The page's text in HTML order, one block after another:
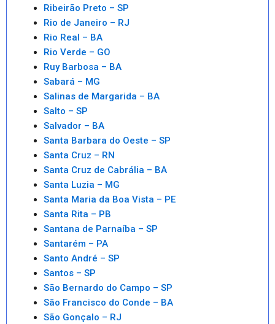
Ribeirão Preto – SP
Rio de Janeiro – RJ
Rio Real – BA
Rio Verde – GO
Ruy Barbosa – BA
Sabará – MG
Salinas de Margarida – BA
Salto – SP
Salvador – BA
Santa Barbara do Oeste – SP
Santa Cruz – RN
Santa Cruz de Cabrália – BA
Santa Luzia – MG
Santa Maria da Boa Vista – PE
Santa Rita – PB
Santana de Parnaíba – SP
Santarém – PA
Santo André – SP
Santos – SP
São Bernardo do Campo – SP
São Francisco do Conde – BA
São Gonçalo – RJ